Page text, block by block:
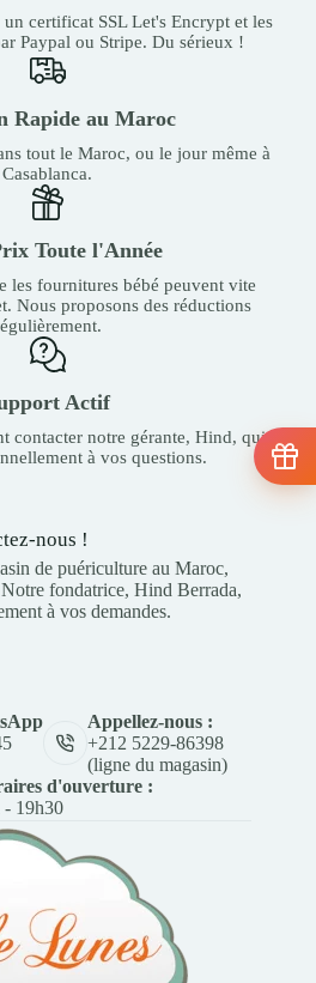
un certificat SSL Let's Encrypt et les
Paypal ou Stripe. Du sérieux !
Rapide au Maroc
tout le Maroc, ou le jour même à
Casablanca.
Toute l'Année
les fournitures bébé peuvent vite
Nous proposons des réductions
Actif
contacter notre gérante, Hind, qui
à vos questions.
nous !
de puériculture au Maroc,
fondatrice, Hind Berrada,
à vos demandes.
Appellez-nous :
+212 5229-86398
(ligne du magasin)
d'ouverture :
- 19h30